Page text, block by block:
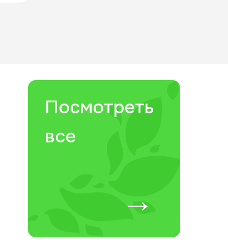
Посмотреть
все
→